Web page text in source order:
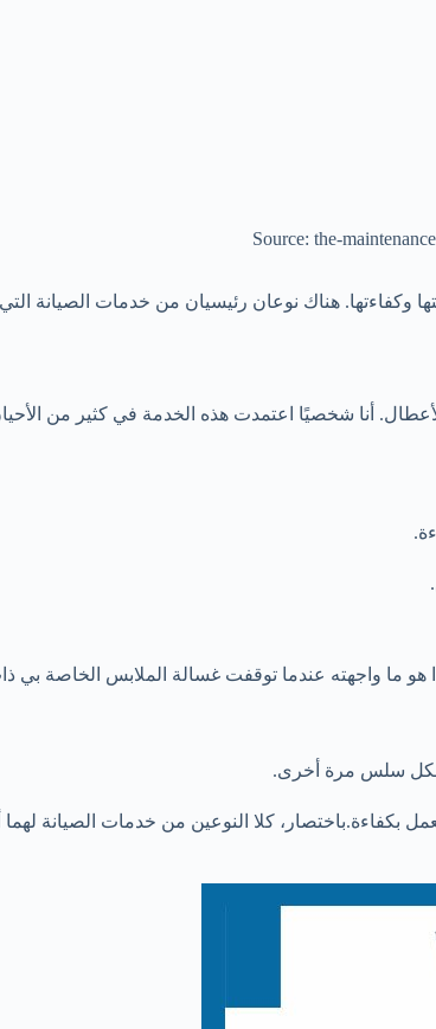
Source: the-
وكفاءتها. هناك نوعان رئيسيان من خدمات الصيانة
أنا شخصيًا اعتمدت هذه الخدمة في كثير من
هو ما واجهته عندما توقفت غسالة الملابس الخاصة
سلس مرة أخرى.
بكفاءة.باختصار، كلا النوعين من خدمات الصيانة